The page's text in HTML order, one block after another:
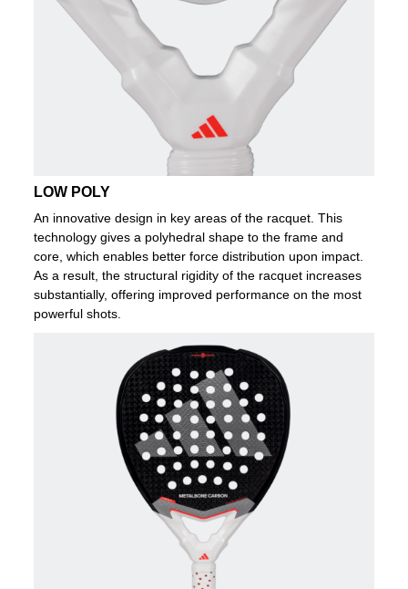
LOW POLY
An innovative design in key areas of the racquet. This
technology gives a polyhedral shape to the frame and
core, which enables better force distribution upon impact.
As a result, the structural rigidity of the racquet increases
substantially, offering improved performance on the most
powerful shots.